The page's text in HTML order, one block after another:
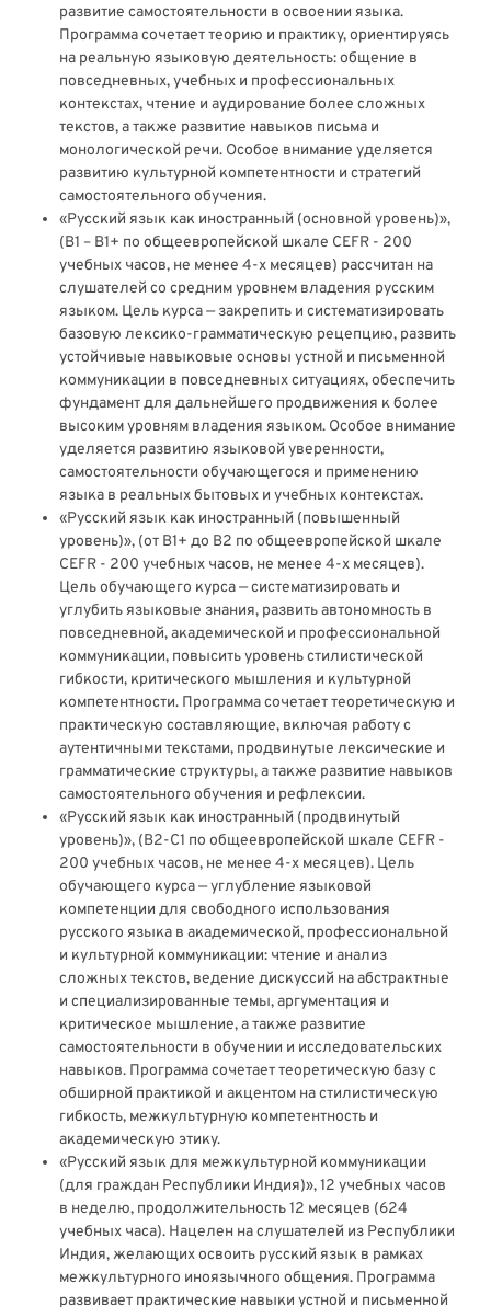
развитие самостоятельности в освоении языка.
Программа сочетает теорию и практику, ориентируясь
на реальную языковую деятельность: общение в
повседневных, учебных и профессиональных
контекстах, чтение и аудирование более сложных
текстов, а также развитие навыков письма и
монологической речи. Особое внимание уделяется
развитию культурной компетентности и стратегий
самостоятельного обучения.
«Русский язык как иностранный (основной уровень)»,
(В1 – В1+ по общеевропейской шкале CEFR - 200
учебных часов, не менее 4-х месяцев) рассчитан на
слушателей со средним уровнем владения русским
языком. Цель курса — закрепить и систематизировать
базовую лексико-грамматическую рецепцию, развить
устойчивые навыковые основы устной и письменной
коммуникации в повседневных ситуациях, обеспечить
фундамент для дальнейшего продвижения к более
высоким уровням владения языком. Особое внимание
уделяется развитию языковой уверенности,
самостоятельности обучающегося и применению
языка в реальных бытовых и учебных контекстах.
«Русский язык как иностранный (повышенный
уровень)», (от В1+ до В2 по общеевропейской шкале
CEFR - 200 учебных часов, не менее 4-х месяцев).
Цель обучающего курса — систематизировать и
углубить языковые знания, развить автономность в
повседневной, академической и профессиональной
коммуникации, повысить уровень стилистической
гибкости, критического мышления и культурной
компетентности. Программа сочетает теоретическую и
практическую составляющие, включая работу с
аутентичными текстами, продвинутые лексические и
грамматические структуры, а также развитие навыков
самостоятельного обучения и рефлексии.
«Русский язык как иностранный (продвинутый
уровень)», (В2-С1 по общеевропейской шкале CEFR -
200 учебных часов, не менее 4-х месяцев). Цель
обучающего курса — углубление языковой
компетенции для свободного использования
русского языка в академической, профессиональной
и культурной коммуникации: чтение и анализ
сложных текстов, ведение дискуссий на абстрактные
и специализированные темы, аргументация и
критическое мышление, а также развитие
самостоятельности в обучении и исследовательских
навыков. Программа сочетает теоретическую базу с
обширной практикой и акцентом на стилистическую
гибкость, межкультурную компетентность и
академическую этику.
«Русский язык для межкультурной коммуникации
(для граждан Республики Индия)», 12 учебных часов
в неделю, продолжительность 12 месяцев (624
учебных часа). Нацелен на слушателей из Республики
Индия, желающих освоить русский язык в рамках
межкультурного иноязычного общения. Программа
развивает практические навыки устной и письменной